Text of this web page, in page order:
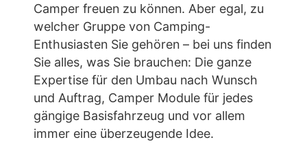
Camper freuen zu können. Aber egal, zu
welcher Gruppe von Camping-
Enthusiasten Sie gehören – bei uns finden
Sie alles, was Sie brauchen: Die ganze
Expertise für den Umbau nach Wunsch
und Auftrag, Camper Module für jedes
gängige Basisfahrzeug und vor allem
immer eine überzeugende Idee.